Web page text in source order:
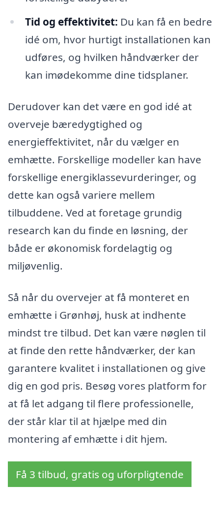
Tid og effektivitet: Du kan få en bedre
idé om, hvor hurtigt installationen kan
udføres, og hvilken håndværker der
kan imødekomme dine tidsplaner.
Derudover kan det være en god idé at
overveje bæredygtighed og
energieffektivitet, når du vælger en
emhætte. Forskellige modeller kan have
forskellige energiklassevurderinger, og
dette kan også variere mellem
tilbuddene. Ved at foretage grundig
research kan du finde en løsning, der
både er økonomisk fordelagtig og
miljøvenlig.
Så når du overvejer at få monteret en
emhætte i Grønhøj, husk at indhente
mindst tre tilbud. Det kan være nøglen til
at finde den rette håndværker, der kan
garantere kvalitet i installationen og give
dig en god pris. Besøg vores platform for
at få let adgang til flere professionelle,
der står klar til at hjælpe med din
montering af emhætte i dit hjem.
Få 3 tilbud, gratis og uforpligtende